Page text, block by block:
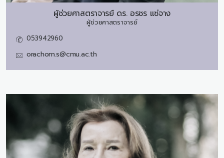
ผู้ช่วยศาสตราจารย์ ดร. อรชร แซ่จาง
ผู้ช่วยศาสตราจารย์
053942960
orachorn.s@cmu.ac.th